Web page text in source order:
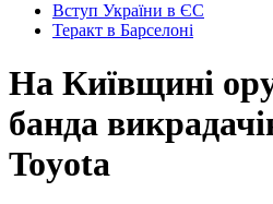
Вступ України в ЄС
Теракт в Барселоні
На Київщині
банда
Toyota